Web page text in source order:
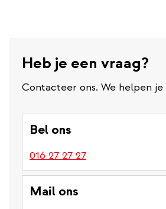
Heb je een vraag?
Contacteer ons. We helpen je
Bel ons
016 27 27 27
Mail ons